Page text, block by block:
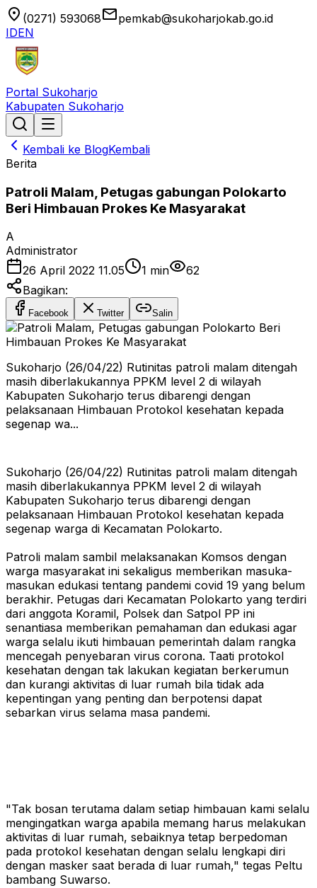
location_on (0271) 593068emailpemkab@sukoharjokab.go.id
IDEN
Portal Sukoharjo
Kabupaten Sukoharjo
Kembali ke BlogKembali
Berita
Patroli Malam, Petugas gabungan Polokarto
Beri Himbauan Prokes Ke Masyarakat
A
Administrator
26 April 2022 11.05
1 min
62
Bagikan:
Facebook Twitter Salin
Sukoharjo (26/04/22) Rutinitas patroli malam ditengah
masih diberlakukannya PPKM level 2 di wilayah
Kabupaten Sukoharjo terus dibarengi dengan
pelaksanaan Himbauan Protokol kesehatan kepada
segenap wa...
Sukoharjo (26/04/22) Rutinitas patroli malam ditengah
masih diberlakukannya PPKM level 2 di wilayah
Kabupaten Sukoharjo terus dibarengi dengan
pelaksanaan Himbauan Protokol kesehatan kepada
segenap warga di Kecamatan Polokarto.
Patroli malam sambil melaksanakan Komsos dengan
warga masyarakat ini sekaligus memberikan masuka-
masukan edukasi tentang pandemi covid 19 yang belum
berakhir. Petugas dari Kecamatan Polokarto yang terdiri
dari anggota Koramil, Polsek dan Satpol PP ini
senantiasa memberikan pemahaman dan edukasi agar
warga selalu ikuti himbauan pemerintah dalam rangka
mencegah penyebaran virus corona. Taati protokol
kesehatan dengan tak lakukan kegiatan berkerumun
dan kurangi aktivitas di luar rumah bila tidak ada
kepentingan yang penting dan berpotensi dapat
sebarkan virus selama masa pandemi.
"Tak bosan terutama dalam setiap himbauan kami selalu
mengingatkan warga apabila memang harus melakukan
aktivitas di luar rumah, sebaiknya tetap berpedoman
pada protokol kesehatan dengan selalu lengkapi diri
dengan masker saat berada di luar rumah," tegas Peltu
bambang Suwarso.